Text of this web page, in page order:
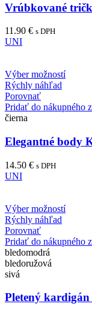
Vrúbkované
11.90 € s DPH
UNI
Výber možností
Rýchly náhľad
Porovnať
Pridať do nákupného
čierna
Elegantné body
14.50 € s DPH
UNI
Výber možností
Rýchly náhľad
Porovnať
Pridať do nákupného
bledomodrá
bledoružová
sivá
Pletený